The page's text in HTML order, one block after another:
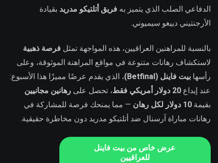
الدفاعي الصلب الذي يتميز به فريق أتلتيكو مدريد بقيادة
الأرجنتيني دييغو سيميوني.
بالنسبة للمراهنين العراقيين، هذه المواجهة تمثل فرصة ذهبية
لاستكشاف رهانات متنوعة في مواقع المراهنة الموثوقة، وعلى
رأسها بيت فاينل (Betfinal)
، الذي يقدم عرضًا مميزًا هذا الأسبوع:
عند إيداع 20 دولار أمريكي فقط ، تحصل على رهانين مجانيين
بقيمة 10 دولار لكل رهان
— مما يمنحك فرصة للمشاركة في
رهانات مباراة آرسنال ضد أتلتيكو مدريد دون مخاطرة حقيقية.
عرض خاص من بيت فاينل
للعراقيين